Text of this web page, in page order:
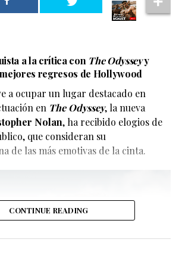
reconoció que durante años permitió
habló sobre la
de alejarse de la
la llevó a tomar la decisión de
y desconectarse temporalmente del
un nuevo proyecto ni anunció que
sobre el futuro de la
a la crítica con The Odysseyy
regresos de Hollywood
a ocupar un lugar destacado en
en The Odyssey, la nueva
Nolan, ha recibido elogios de
que consideran su
de las más emotivas de la cinta.
CONTINUE READING